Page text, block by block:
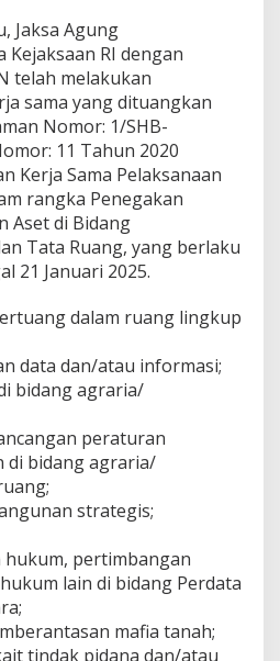
Jaksa Agung
Kejaksaan RI dengan
telah melakukan
sama yang dituangkan
Nomor: 1/SHB-
11 Tahun 2020
Kerja Sama Pelaksanaan
rangka Penegakan
Aset di Bidang
Tata Ruang, yang berlaku
21 Januari 2025.
dalam ruang lingkup
data dan/atau informasi;
bidang agraria/
peraturan
di bidang agraria/
strategis;
pertimbangan
lain di bidang Perdata
mafia tanah;
tindak pidana dan/atau